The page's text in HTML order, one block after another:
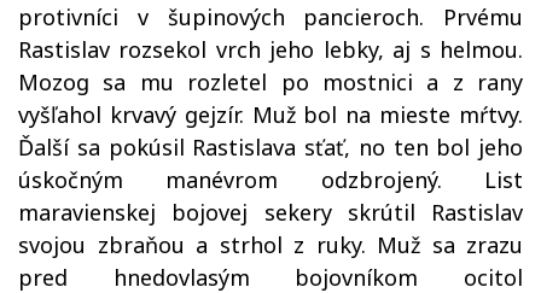
protivníci v šupinových pancieroch. Prvému
Rastislav rozsekol vrch jeho lebky, aj s helmou.
Mozog sa mu rozletel po mostnici a z rany
vyšľahol krvavý gejzír. Muž bol na mieste mŕtvy.
Ďalší sa pokúsil Rastislava sťať, no ten bol jeho
úskočným manévrom odzbrojený. List
maravienskej bojovej sekery skrútil Rastislav
svojou zbraňou a strhol z ruky. Muž sa zrazu
pred hnedovlasým bojovníkom ocitol